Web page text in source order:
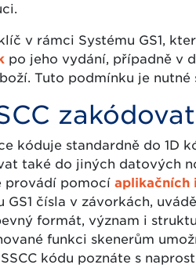
v rámci Systému GS1,
po jeho vydání, případně v
Tuto podmínku je
kóduje standardně do 1D
také do jiných datových
provádí pomocí aplikačních
čísla v závorkách,
formát, význam i
funkci skenerům
kódu poznáte s